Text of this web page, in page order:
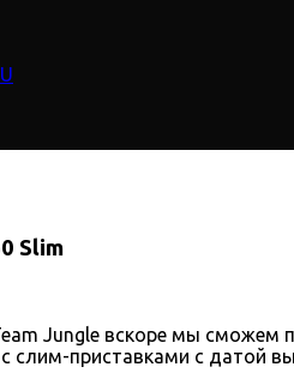
Slim
Jungle вскоре мы
слим-приставками с датой